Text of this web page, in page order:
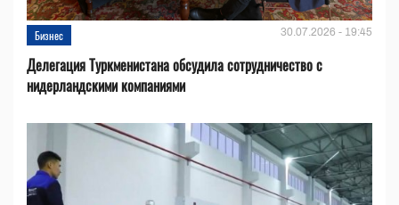
Бизнес 30.07.2026 - 19:45
Делегация Туркменистана обсудила сотрудничество с
нидерландскими компаниями